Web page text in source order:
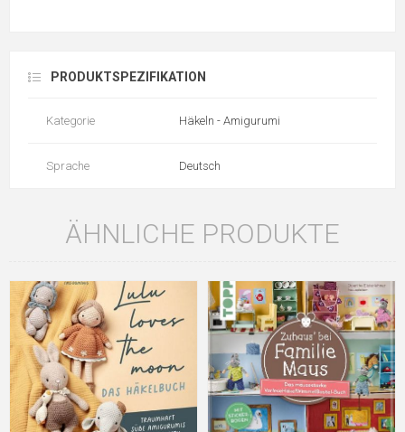
PRODUKTSPEZIFIKATION
Kategorie Häkeln - Amigurumi
Sprache Deutsch
ÄHNLICHE PRODUKTE